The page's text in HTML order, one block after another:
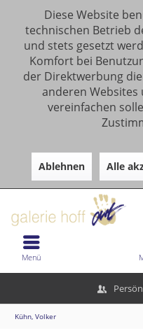
Diese Website
technischen Betrieb
und stets gesetzt
Komfort bei
der Direktwerbung
anderen Websites
vereinfachen
Ablehnen Alle
Menü
Kühn, Volker